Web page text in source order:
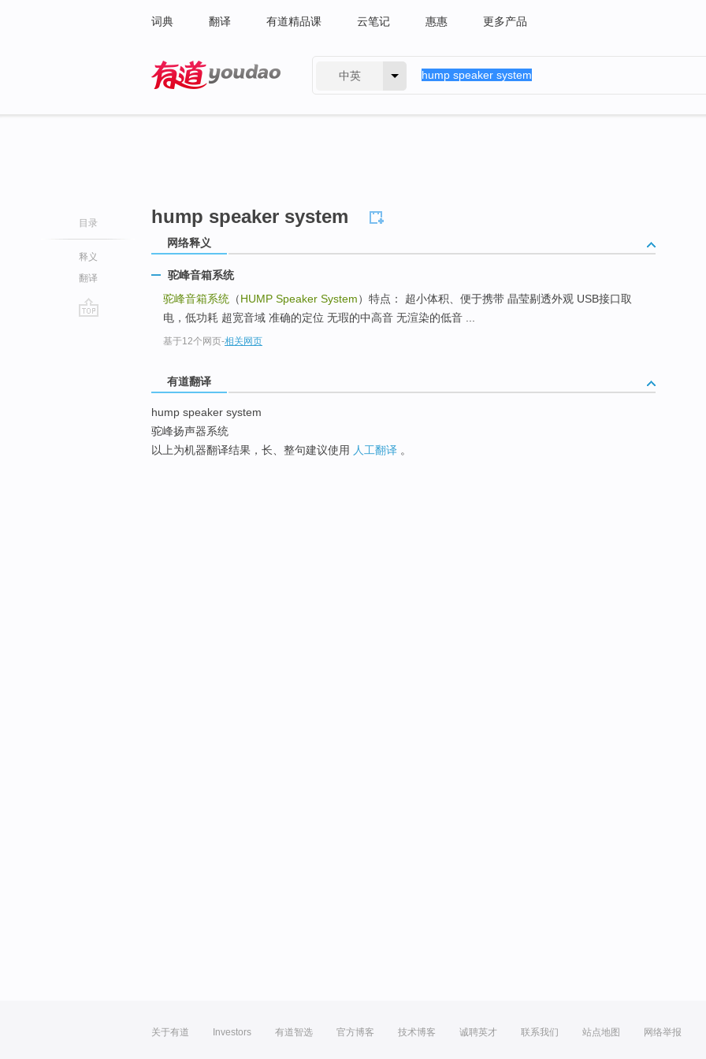
词典 翻译 有道精品课 云笔记 惠惠 更多产品
中英
目录
释义
翻译
hump speaker system
网络释义
驼峰音箱系统
驼峰音箱系统 （HUMP Speaker System）特点： 超小体积、便于携带 晶莹剔透外观 USB接口取
电，低功耗 超宽音域 准确的定位 无瑕的中高音 无渲染的低音 ...
基于12个网页-相关网页
有道翻译
hump speaker system
驼峰扬声器系统
以上为机器翻译结果，长、整句建议使用 人工翻译 。
关于有道 Investors 有道智选 官方博客 技术博客 诚聘英才 联系我们 站点地图 网络举报